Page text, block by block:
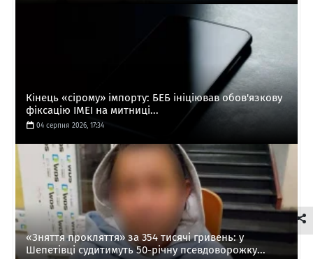
Кінець «сірому» імпорту: БЕБ ініціював обов'язкову
фіксацію IMEI на митниці...
04 серпня 2026, 17:34
«Зняття прокляття» за 354 тисячі гривень: у
Шепетівці судитимуть 50-річну псевдоворожку...